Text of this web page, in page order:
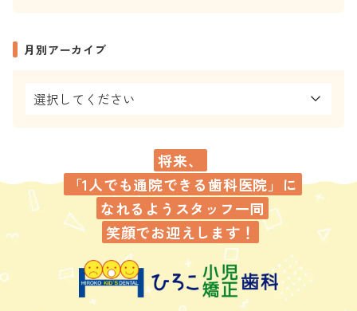
月別アーカイブ
将来、
「1人でも通院できる歯科医院」に
なれるよう スタッフ一同
笑顔でお迎えします！